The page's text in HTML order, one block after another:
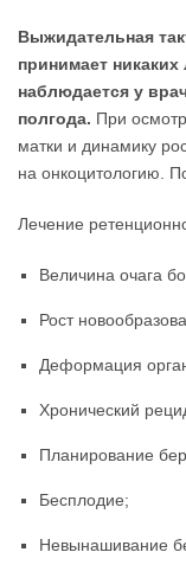
Выжидательная
принимает
наблюдается у
полгода. При
матки и динамику
на онкоцитологию.
Лечение
Величина очага
Рост
Деформация
Хронический
Планирование
Бесплодие;
Невынашивание